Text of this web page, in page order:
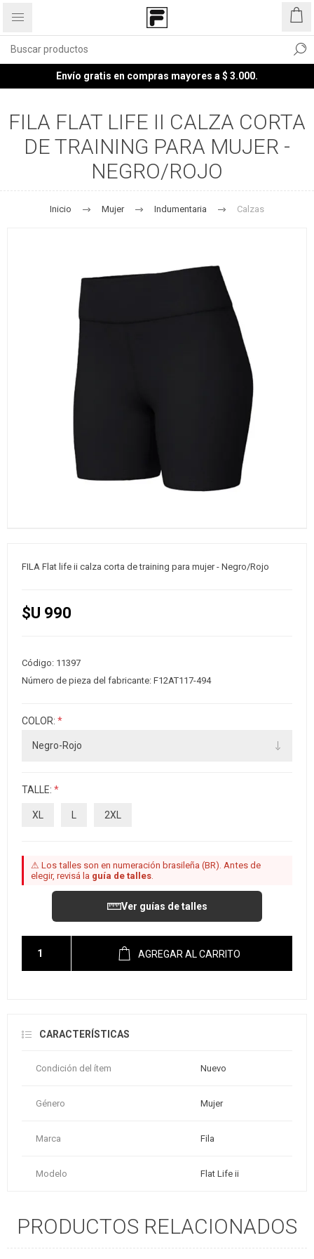
Envío gratis en compras mayores a $ 3.000.
FILA FLAT LIFE II CALZA CORTA
DE TRAINING PARA MUJER -
NEGRO/ROJO
Inicio Mujer Indumentaria Calzas
FILA Flat life ii calza corta de training para mujer - Negro/Rojo
$U 990
Código: 11397
Número de pieza del fabricante: F12AT117-494
COLOR: *
TALLE: *
XL L 2XL
⚠ Los talles son en numeración brasileña (BR). Antes de
elegir, revisá la guía de talles
Ver guías de talles
AGREGAR AL CARRITO
CARACTERÍSTICAS
Condición del ítem Nuevo
Género Mujer
Marca Fila
Modelo Flat Life ii
PRODUCTOS RELACIONADOS